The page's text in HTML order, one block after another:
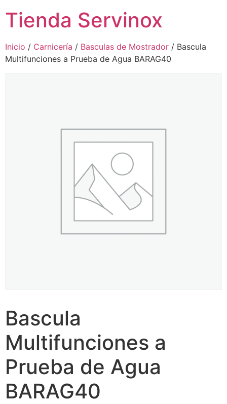
Tienda Servinox
Inicio / Carnicería / Basculas de Mostrador / Bascula
Multifunciones a Prueba de Agua BARAG40
Bascula
Multifunciones a
Prueba de Agua
BARAG40